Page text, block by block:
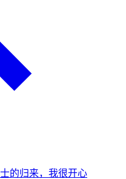
的归来，我很开心